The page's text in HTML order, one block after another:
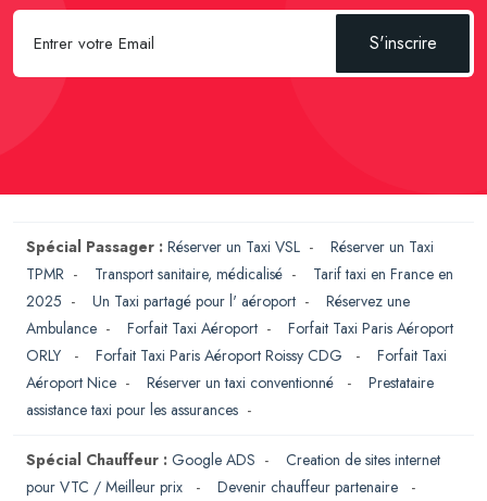
S'inscrire
Spécial Passager : Réserver un Taxi VSL - Réserver un Taxi
TPMR - Transport sanitaire, médicalisé - Tarif taxi en France en
2025 - Un Taxi partagé pour l' aéroport - Réservez une
Ambulance - Forfait Taxi Aéroport - Forfait Taxi Paris Aéroport
ORLY
- Forfait Taxi Paris Aéroport Roissy CDG - Forfait Taxi
Aéroport Nice - Réserver un taxi conventionné - Prestataire
assistance taxi pour les assurances -
Spécial Chauffeur : Google ADS - Creation de sites internet
pour VTC / Meilleur prix
- Devenir chauffeur partenaire
-